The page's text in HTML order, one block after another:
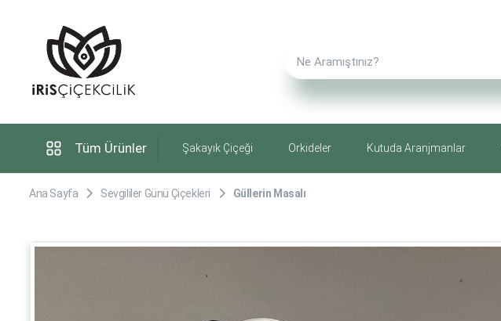
Tüm Ürünler Şakayık Çiçeği Orkideler Kutuda Aranjmanlar
Ana Sayfa Sevgililer Günü Çiçekleri Güllerin Masalı